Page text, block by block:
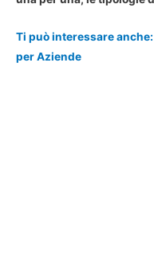
Ti può interessare anche:
per Aziende